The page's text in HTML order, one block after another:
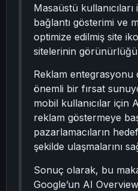
Masaüstü
bağlantı gösterimi ve
optimize edilmiş site
sitelerinin
Reklam entegrasyonu
önemli bir fırsat
mobil kullanıcılar için
reklam göstermeye
pazarlamacıların
şekilde ulaşmalarını
Sonuç olarak, bu
Google’un AI